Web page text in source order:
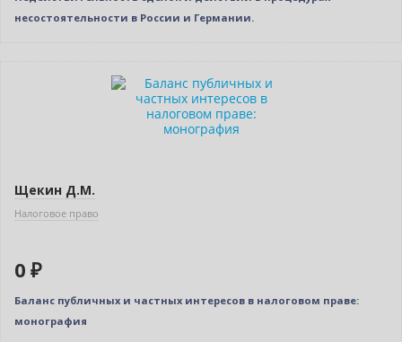
несостоятельности в России и Германии.
Щекин Д.М.
Налоговое право
0 ₽
Баланс публичных и частных интересов в налоговом праве:
монография